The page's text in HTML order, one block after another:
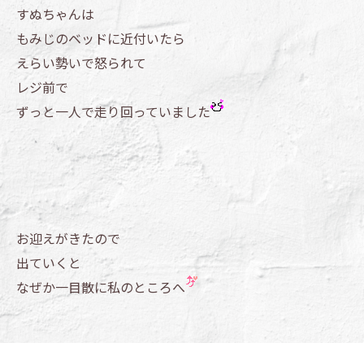
すぬちゃんは
もみじのベッドに近付いたら
えらい勢いで怒られて
レジ前で
ずっと一人で走り回っていました
お迎えがきたので
出ていくと
なぜか一目散に私のところへ